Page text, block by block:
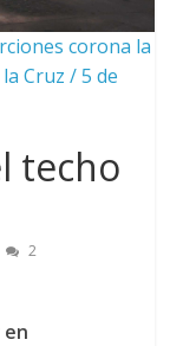
corona la
Cruz / 5 de
techo
2